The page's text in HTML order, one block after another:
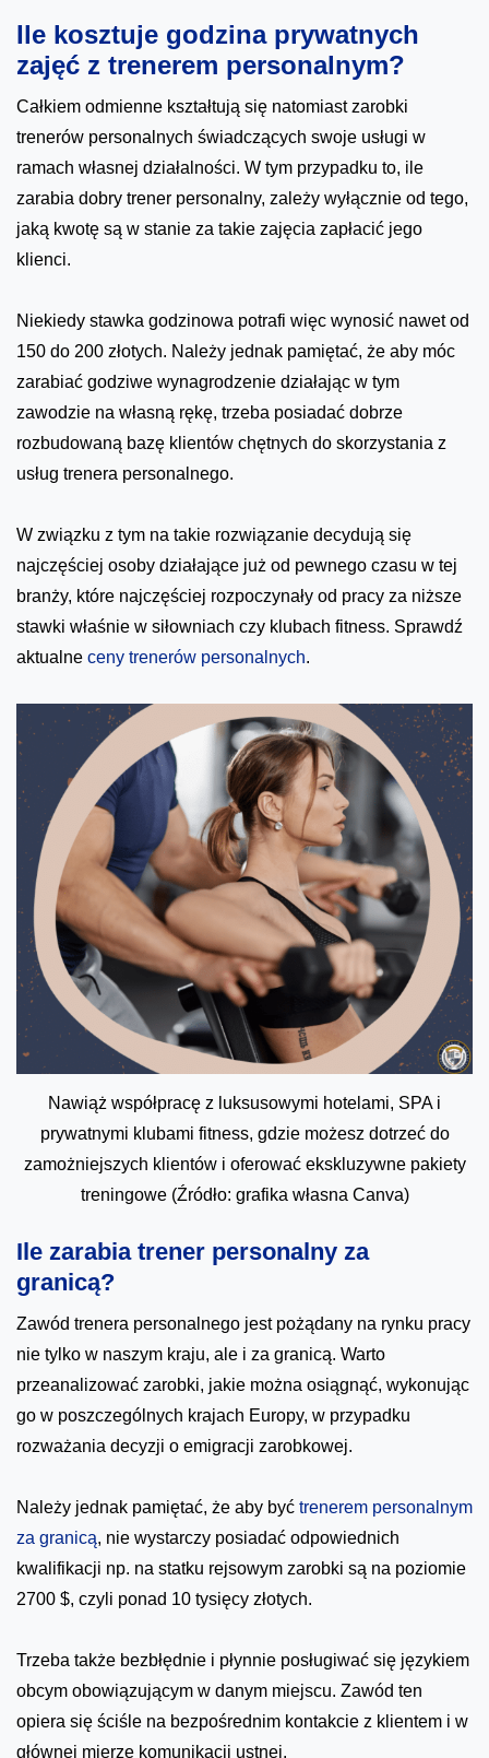
Ile kosztuje godzina prywatnych
zajęć z trenerem personalnym?
Całkiem odmienne kształtują się natomiast zarobki
trenerów personalnych świadczących swoje usługi w
ramach własnej działalności. W tym przypadku to, ile
zarabia dobry trener personalny, zależy wyłącznie od tego,
jaką kwotę są w stanie za takie zajęcia zapłacić jego
klienci.
Niekiedy stawka godzinowa potrafi więc wynosić nawet od
150 do 200 złotych. Należy jednak pamiętać, że aby móc
zarabiać godziwe wynagrodzenie działając w tym
zawodzie na własną rękę, trzeba posiadać dobrze
rozbudowaną bazę klientów chętnych do skorzystania z
usług trenera personalnego.
W związku z tym na takie rozwiązanie decydują się
najczęściej osoby działające już od pewnego czasu w tej
branży, które najczęściej rozpoczynały od pracy za niższe
stawki właśnie w siłowniach czy klubach fitness. Sprawdź
aktualne ceny trenerów personalnych.
Nawiąż współpracę z luksusowymi hotelami, SPA i
prywatnymi klubami fitness, gdzie możesz dotrzeć do
zamożniejszych klientów i oferować ekskluzywne pakiety
treningowe (Źródło: grafika własna Canva)
Ile zarabia trener personalny za
granicą?
Zawód trenera personalnego jest pożądany na rynku pracy
nie tylko w naszym kraju, ale i za granicą. Warto
przeanalizować zarobki, jakie można osiągnąć, wykonując
go w poszczególnych krajach Europy, w przypadku
rozważania decyzji o emigracji zarobkowej.
Należy jednak pamiętać, że aby być trenerem personalnym
za granicą, nie wystarczy posiadać odpowiednich
kwalifikacji np. na statku rejsowym zarobki są na poziomie
2700 $, czyli ponad 10 tysięcy złotych.
Trzeba także bezbłędnie i płynnie posługiwać się językiem
obcym obowiązującym w danym miejscu. Zawód ten
opiera się ściśle na bezpośrednim kontakcie z klientem i w
głównej mierze komunikacji ustnej.